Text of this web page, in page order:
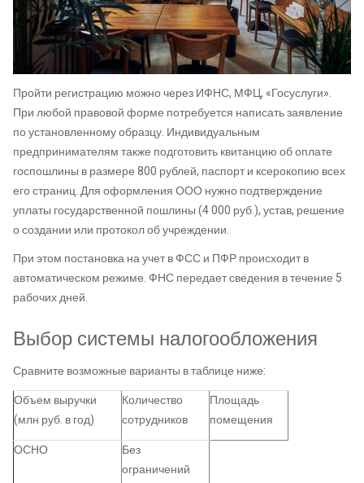
Пройти регистрацию можно через ИФНС, МФЦ, «Госуслуги».
При любой правовой форме потребуется написать заявление
по установленному образцу. Индивидуальным
предпринимателям также подготовить квитанцию об оплате
госпошлины в размере 800 рублей, паспорт и ксерокопию всех
его страниц. Для оформления ООО нужно подтверждение
уплаты государственной пошлины (4 000 руб.), устав, решение
о создании или протокол об учреждении.
При этом постановка на учет в ФСС и ПФР происходит в
автоматическом режиме. ФНС передает сведения в течение 5
рабочих дней.
Выбор системы налогообложения
Сравните возможные варианты в таблице ниже:
Объем выручки
(млн руб. в год)
Количество
сотрудников
Площадь
помещения
ОСНО
Без
ограничений